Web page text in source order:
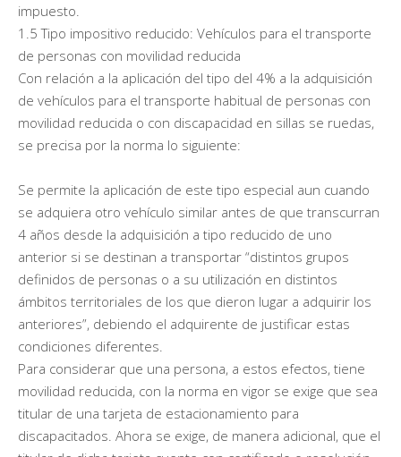
impuesto.
1.5 Tipo impositivo reducido: Vehículos para el transporte
de personas con movilidad reducida
Con relación a la aplicación del tipo del 4% a la adquisición
de vehículos para el transporte habitual de personas con
movilidad reducida o con discapacidad en sillas se ruedas,
se precisa por la norma lo siguiente:
Se permite la aplicación de este tipo especial aun cuando
se adquiera otro vehículo similar antes de que transcurran
4 años desde la adquisición a tipo reducido de uno
anterior si se destinan a transportar “distintos grupos
definidos de personas o a su utilización en distintos
ámbitos territoriales de los que dieron lugar a adquirir los
anteriores”, debiendo el adquirente de justificar estas
condiciones diferentes.
Para considerar que una persona, a estos efectos, tiene
movilidad reducida, con la norma en vigor se exige que sea
titular de una tarjeta de estacionamiento para
discapacitados. Ahora se exige, de manera adicional, que el